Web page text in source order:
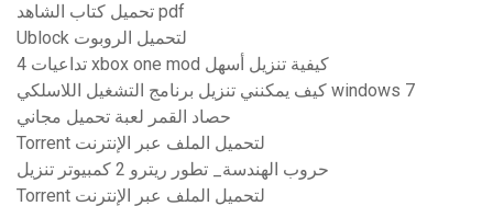
تحميل كتاب الشاهد pdf
Ublock لتحميل الروبوت
تداعيات 4 xbox one mod كيفية تنزيل أسهل
كيف يمكنني تنزيل برنامج التشغيل اللاسلكي windows 7
حصاد القمر لعبة تحميل مجاني
Torrent لتحميل الملف عبر الإنترنت
حروب الهندسة_ تطور ريترو 2 كمبيوتر تنزيل
Torrent لتحميل الملف عبر الإنترنت